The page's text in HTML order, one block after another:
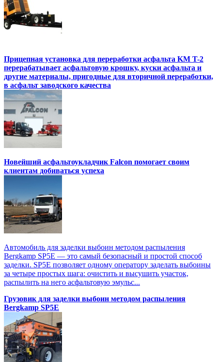
Прицепная установка для переработки асфальта KM T-2
перерабатывает асфальтовую крошку, куски асфальта и
другие материалы, пригодные для вторичной переработки,
в асфальт заводского качества
Новейший асфальтоукладчик Falcon помогает своим
клиентам добиваться успеха
Автомобиль для заделки выбоин методом распыления
Bergkamp SP5E — это самый безопасный и простой способ
заделки. SP5E позволяет одному оператору заделать выбоины
за четыре простых шага: очистить и высушить участок,
распылить на него асфальтовую эмульс...
Грузовик для заделки выбоин методом распыления
Bergkamp SP5E